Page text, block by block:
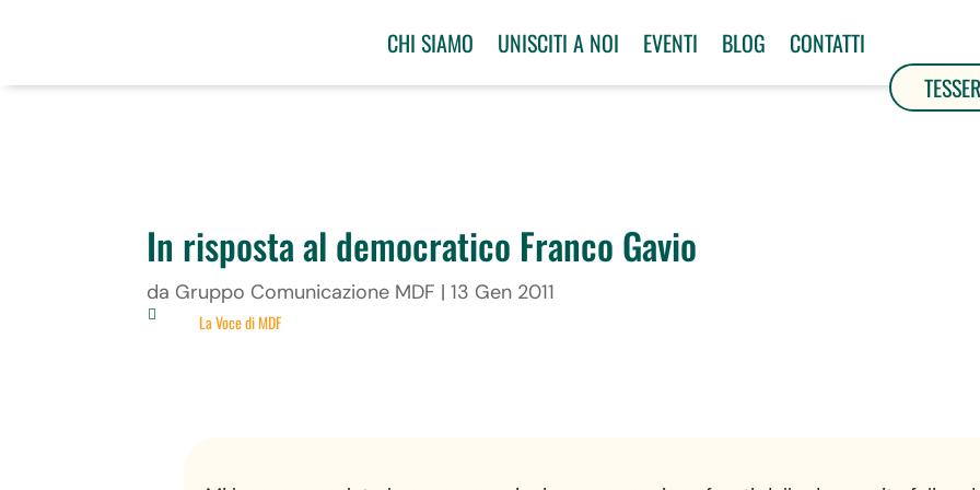
CHI SIAMO UNISCITI A NOI EVENTI BLOG
CONTATTI
In risposta al democratico Franco Gavio
da Gruppo Comunicazione MDF |13 Gen 2011
 La Voce di MDF